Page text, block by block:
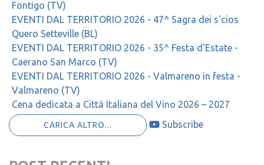
Fontigo (TV)
EVENTI DAL TERRITORIO 2026 - 47^ Sagra dei s'cios
Quero Setteville (BL)
EVENTI DAL TERRITORIO 2026 - 35^ Festa d'Estate -
Caerano San Marco (TV)
EVENTI DAL TERRITORIO 2026 - Valmareno in festa -
Valmareno (TV)
Cena dedicata a Città Italiana del Vino 2026 – 2027
CARICA ALTRO... Subscribe